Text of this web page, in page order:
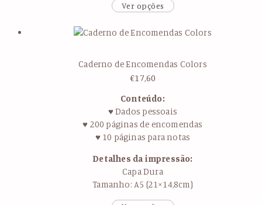
Ver opções
Caderno de Encomendas Colors
€17,60
Conteúdo:
♥ Dados pessoais
♥ 200 páginas de encomendas
♥ 10 páginas para notas
Detalhes da impressão:
Capa Dura
Tamanho: A5 (21×14,8cm)